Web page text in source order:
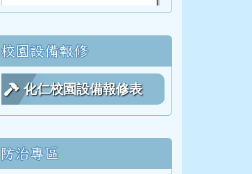
64學年度(65年7月)第 6 屆師生
63學年度(64年7月)第 5 屆師生
校園設備報修
化仁校園設備報修表
防治專區